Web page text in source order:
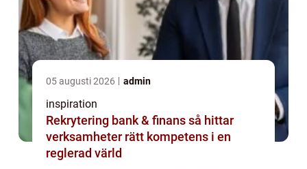
05 augusti 2026 admin
inspiration
Rekrytering bank & finans så hittar
verksamheter rätt kompetens i en
reglerad värld